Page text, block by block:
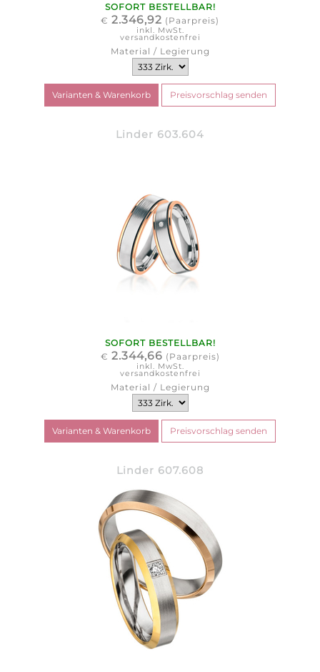
SOFORT BESTELLBAR!
€ 2.346,92 (Paarpreis)
inkl. MwSt.
versandkostenfrei
Material / Legierung
Linder 603.604
SOFORT BESTELLBAR!
€ 2.344,66 (Paarpreis)
inkl. MwSt.
versandkostenfrei
Material / Legierung
Linder 607.608